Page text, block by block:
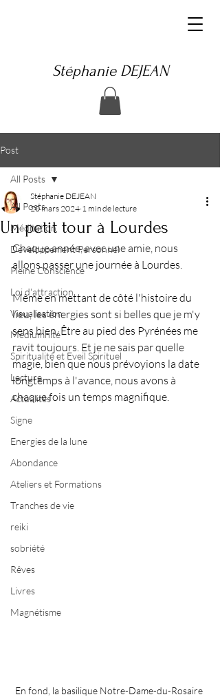
Stéphanie DEJEAN
Post
All Posts
Méditation
Développement Personnel
Pleine Conscience
Loi d'attraction
Visualisation
Mediumnité
Spiritualité et Eveil Spirituel
Lecture
Actualités
Signe
Energies de la lune
Abondance
Ateliers et Formations
Tranches de vie
reiki
sobriété
Rêves
Livres
Magnétisme
All Posts
Un petit tour à Lourdes
Stéphanie DEJEAN
20 mars 2024 1 min de lecture
Chaque année, avec une amie, nous
allons passer une journée à Lourdes.
Même en mettant de côté l'histoire du
lieu, les énergies sont si belles que je m'y
sens bien. Être au pied des Pyrénées me
ravit toujours. Et je ne sais par quelle
magie, bien que nous prévoyions la date
longtemps à l'avance, nous avons à
chaque fois un temps magnifique.
En fond, la basilique Notre-Dame-du-Rosaire